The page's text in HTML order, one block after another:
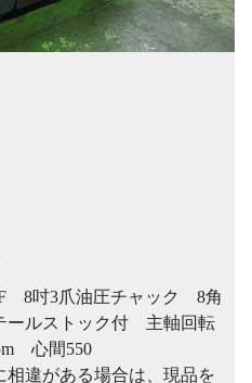
8吋3爪油圧チャック 8角
ルストック付 主軸回転
心間550
相違がある場合は、現品を